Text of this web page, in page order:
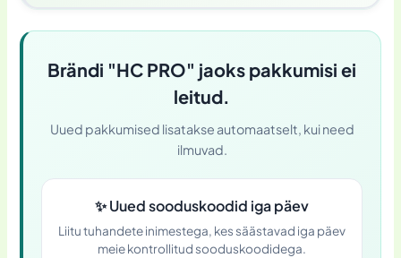
Brändi "HC PRO" jaoks pakkumisi ei
leitud.
Uued pakkumised lisatakse automaatselt, kui need
ilmuvad.
✨Uued sooduskoodid iga päev
Liitu tuhandete inimestega, kes säästavad iga päev
meie kontrollitud sooduskoodidega.